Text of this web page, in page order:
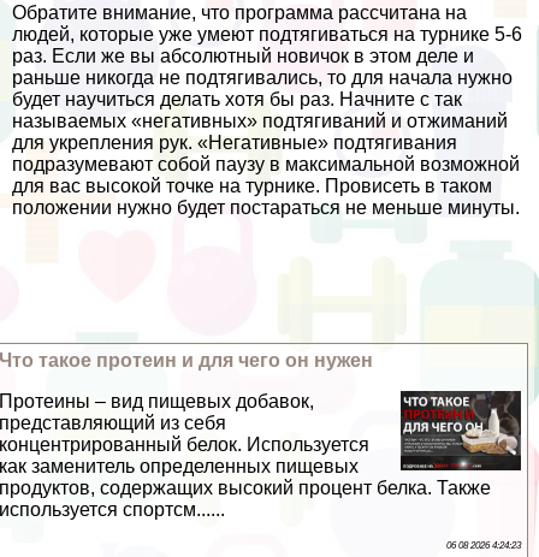
Обратите внимание, что программа рассчитана на
людей, которые уже умеют подтягиваться на турнике 5-6
раз. Если же вы абсолютный новичок в этом деле и
раньше никогда не подтягивались, то для начала нужно
будет научиться делать хотя бы раз. Начните с так
называемых «негативных» подтягиваний и отжиманий
для укрепления рук. «Негативные» подтягивания
подразумевают собой паузу в максимальной возможной
для вас высокой точке на турнике. Провисеть в таком
положении нужно будет постараться не меньше минуты.
Что такое протеин и для чего он нужен
Протеины – вид пищевых добавок,
представляющий из себя
концентрированный белок. Используется
как заменитель определенных пищевых
продуктов, содержащих высокий процент белка. Также
используется спортсм......
06 08 2026 4:24:23